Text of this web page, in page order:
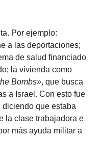
Por ejemplo:
a las deportaciones;
de salud financiado
la vivienda como
Bombs», que busca
a Israel. Con esto fue
que estaba
la clase trabajadora e
más ayuda militar a